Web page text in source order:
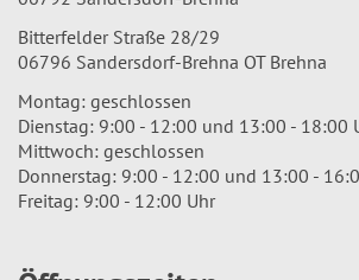
Bitterfelder Straße 28/29
06796 Sandersdorf-Brehna OT Brehna
Montag: geschlossen
Dienstag: 9:00 - 12:00 und 13:00 - 18:00
Mittwoch: geschlossen
Donnerstag: 9:00 - 12:00 und 13:00 -
Freitag: 9:00 - 12:00 Uhr